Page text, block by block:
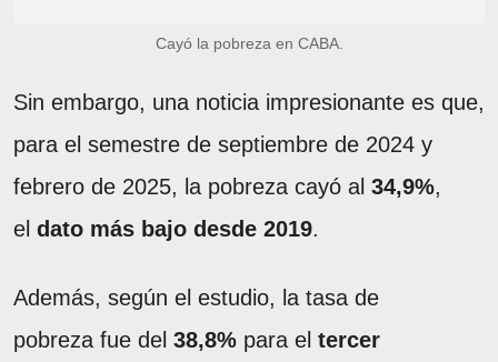
Cayó la pobreza en CABA.
Sin embargo, una noticia impresionante es que,
para el semestre de septiembre de 2024 y
febrero de 2025, la pobreza cayó al 34,9%,
el dato más bajo desde 2019.
Además, según el estudio, la tasa de
pobreza fue del 38,8% para el tercer